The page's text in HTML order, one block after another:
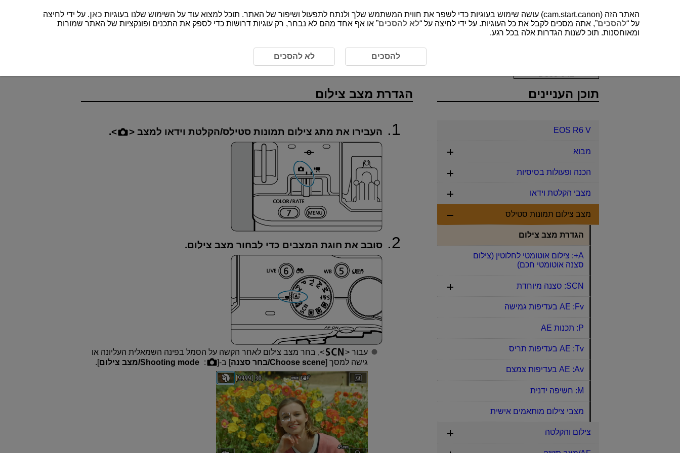
הגדרת מצב צילום
הגדרת מצב צילום
העבירו את מתג צילום תמונות סטילס/הקלטת וידאו למצב .
סובב את חוגת המצבים כדי לבחור מצב צילום.
עבור
, בחר מצב צילום לאחר הקשה על הסמל בפינה השמאלית העליונה או
גישה למסך [Choose scene/בחר סצנה ] ב-[ : Shooting mode/מצב צילום ].
תוכן העניינים
EOS R6 V
מבוא
הכנה ופעולות בסיסיות
מצבי הקלטת וידאו
מצב צילום תמונות סטילס
הגדרת מצב צילום
A+: צילום אוטומטי לחלוטין (צילום
סצנה אוטומטי חכם)
SCN: סצנה מיוחדת
Fv: ‏AE בעדיפות גמישה
P: ‏תכנות AE‏
Tv: ‏AE בעדיפות תריס
Av: ‏AE בעדיפות צמצם
M: חשיפה ידנית
מצבי צילום מותאמים אישית
צילום והקלטה
האתר הזה (cam.start.canon) עושה שימוש בעוגיות כדי לשפר את חווית המשתמש שלך ולנתח לתפעול ושיפור של האתר. תוכל למצוא עוד על השימוש שלנו בעוגיות כאן. על ידי לחיצה
על “להסכים”, אתה מסכים לקבל את כל העוגיות. על ידי לחיצה על “לא להסכים” או אף אחד מהם לא נבחר, רק עוגיות דרושות כדי לספק את התכנים ופונקציות של האתר שמורות
ומאוחסנות. תוכ לשנות הגדרות אלה בכל רגע.
להסכים לא להסכים